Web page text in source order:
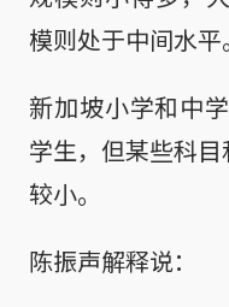
模则处于中间水平。
新加坡小学和中
学生，但某些科
较小。
陈振声解释说：